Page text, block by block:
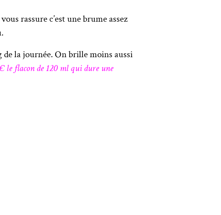
rassure c’est une brume assez
la journée. On brille moins aussi
le flacon de 120 ml qui dure une